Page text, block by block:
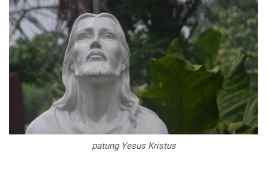
patung Yesus Kristus